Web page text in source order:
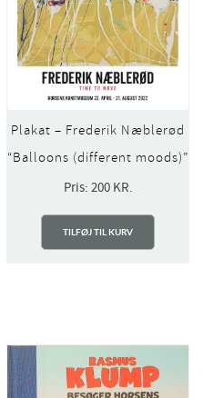
Plakat – Frederik Næblerød
“Balloons (different moods)”
Pris: 200 KR.
TILFØJ TIL KURV